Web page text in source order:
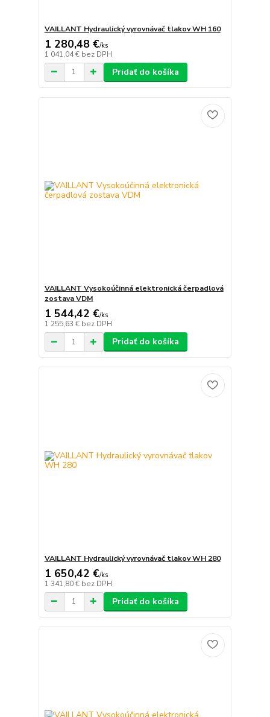
VAILLANT Hydraulický vyrovnávač tlakov WH 160
1 280,48 €/ks
1 041,04 € bez DPH
Pridať do košíka
VAILLANT Vysokoúčinná elektronická čerpadlová
zostava VDM
1 544,42 €/ks
1 255,63 € bez DPH
Pridať do košíka
VAILLANT Hydraulický vyrovnávač tlakov WH 280
1 650,42 €/ks
1 341,80 € bez DPH
Pridať do košíka